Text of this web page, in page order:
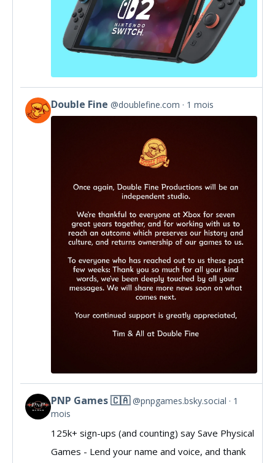
View
post
Double Fine @doublefine.com 1 mois
View
post
PNP Games 🇨🇦 @pnpgames.bsky.social
1
mois
125k+ sign-ups (and counting) say Save Physical
Games - Lend your name and voice, and thank